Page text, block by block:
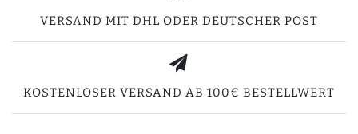
VERSAND MIT DHL ODER DEUTSCHER POST
KOSTENLOSER VERSAND AB 100€ BESTELLWERT